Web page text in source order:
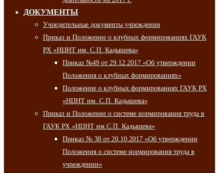
ДОКУМЕНТЫ
Учредительные документы учреждения
Приказ и Положение о клубных формированиях ГАУК
РХ «НЦНТ им. С.П. Кадышева»
Приказ №49 от 29.12.2017 «Об утверждении
Положения о клубных формированиях»
Положение о клубных формированиях ГАУК РХ
«НЦНТ им. С.П. Кадышева»
Приказ и Положение о системе нормирования труда в
ГАУК РХ «НЦНТ им.С.П. Кадышева»
Приказ № 38 от 20.10.2017 «Об утверждении
Положения о системе нормирования труда в
учреждении»